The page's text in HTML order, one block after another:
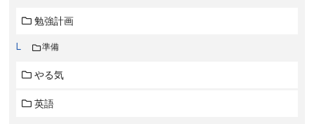
勉強計画
準備
やる気
英語